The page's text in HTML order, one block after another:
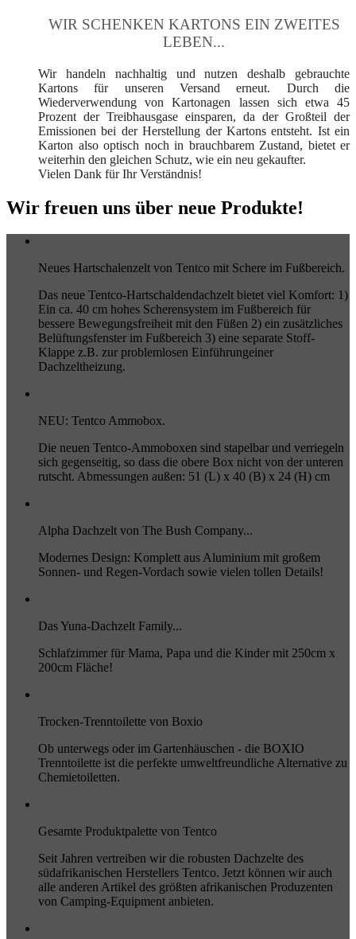
WIR SCHENKEN KARTONS EIN ZWEITES
LEBEN...
Wir handeln nachhaltig und nutzen deshalb gebrauchte
Kartons für unseren Versand erneut. Durch die
Wiederverwendung von Kartonagen lassen sich etwa 45
Prozent der Treibhausgase einsparen, da der Großteil der
Emissionen bei der Herstellung der Kartons entsteht. Ist ein
Karton also optisch noch in brauchbarem Zustand, bietet er
weiterhin den gleichen Schutz, wie ein neu gekaufter.
Vielen Dank für Ihr Verständnis!
Wir freuen uns über neue Produkte!
Neues Hartschalenzelt von Tentco mit Schere im Fußbereich.
Das neue Tentco-Hartschaldendachzelt bietet viel Komfort: 1)
Ein ca. 40 cm hohes Scherensystem im Fußbereich für
bessere Bewegungsfreiheit mit den Füßen 2) ein zusätzliches
Belüftungsfenster im Fußbereich 3) eine separate Stoff-
Klappe z.B. zur problemlosen Einführungeiner
Dachzeltheizung.
NEU: Tentco Ammobox.
Die neuen Tentco-Ammoboxen sind stapelbar und verriegeln
sich gegenseitig, so dass die obere Box nicht von der unteren
rutscht. Abmessungen außen: 51 (L) x 40 (B) x 24 (H) cm
Alpha Dachzelt von The Bush Company...
Modernes Design: Komplett aus Aluminium mit großem
Sonnen- und Regen-Vordach sowie vielen tollen Details!
Das Yuna-Dachzelt Family...
Schlafzimmer für Mama, Papa und die Kinder mit 250cm x
200cm Fläche!
Trocken-Trenntoilette von Boxio
Ob unterwegs oder im Gartenhäuschen - die BOXIO
Trenntoilette ist die perfekte umweltfreundliche Alternative zu
Chemietoiletten.
Gesamte Produktpalette von Tentco
Seit Jahren vertreiben wir die robusten Dachzelte des
südafrikanischen Herstellers Tentco. Jetzt können wir auch
alle anderen Artikel des größten afrikanischen Produzenten
von Camping-Equipment anbieten.